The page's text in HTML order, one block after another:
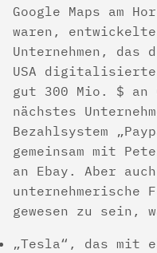
Google Maps am
waren,
Unternehmen, das
USA
gut 300 Mio. $ an
nächstes
Bezahlsystem
gemeinsam mit
an Ebay. Aber
unternehmerische
gewesen zu sein,
„Tesla“, das mit